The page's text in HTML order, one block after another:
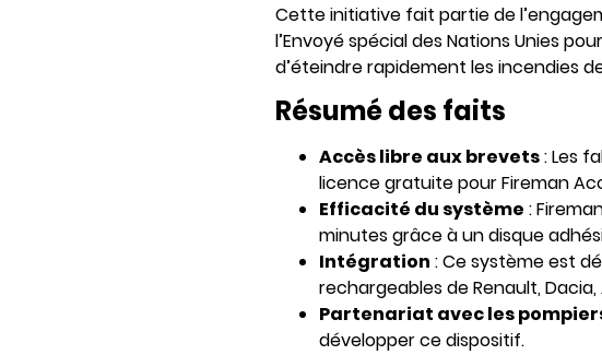
Cette initiative fait partie de
l’Envoyé spécial des Nations Unies
d’éteindre rapidement les incendies
Résumé des faits
Accès libre aux brevets: Les
licence gratuite pour Fireman
Efficacité du système :
minutes grâce à un disque
Intégration : Ce système est
rechargeables de Renault, Dacia,
Partenariat avec les
développer ce dispositif.